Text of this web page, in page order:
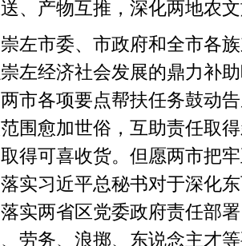
、产物互推，深化两地农
左市委、市政府和全市各
左经济社会发展的鼎力补
市各项要点帮扶任务鼓动
围愈加世俗，互助责任取
得可喜收货。但愿两市把
实习近平总秘书对于深化
实两省区党委政府责任部
劳务、浪掷、东说念主才